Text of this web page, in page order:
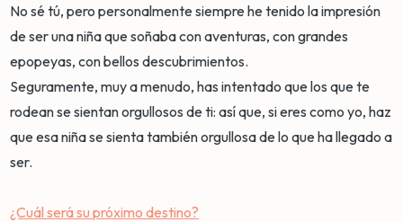
No sé tú, pero personalmente siempre he tenido la impresión
de ser una niña que soñaba con aventuras, con grandes
epopeyas, con bellos descubrimientos.
Seguramente, muy a menudo, has intentado que los que te
rodean se sientan orgullosos de ti: así que, si eres como yo, haz
que esa niña se sienta también orgullosa de lo que ha llegado a
ser.
¿Cuál será su próximo destino?